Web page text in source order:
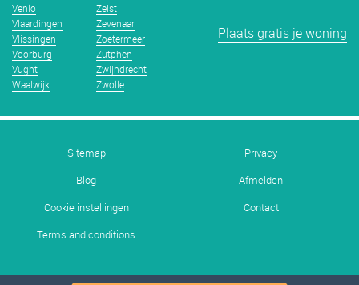
Venlo
Vlaardingen
Vlissingen
Voorburg
Vught
Waalwijk
Zeist
Zevenaar
Zoetermeer
Zutphen
Zwijndrecht
Zwolle
Plaats gratis je woning
Sitemap
Privacy
Blog
Afmelden
Cookie instellingen
Contact
Terms and conditions